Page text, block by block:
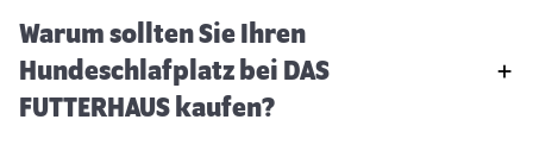
Warum sollten Sie Ihren
Hundeschlafplatz bei DAS
FUTTERHAUS kaufen?